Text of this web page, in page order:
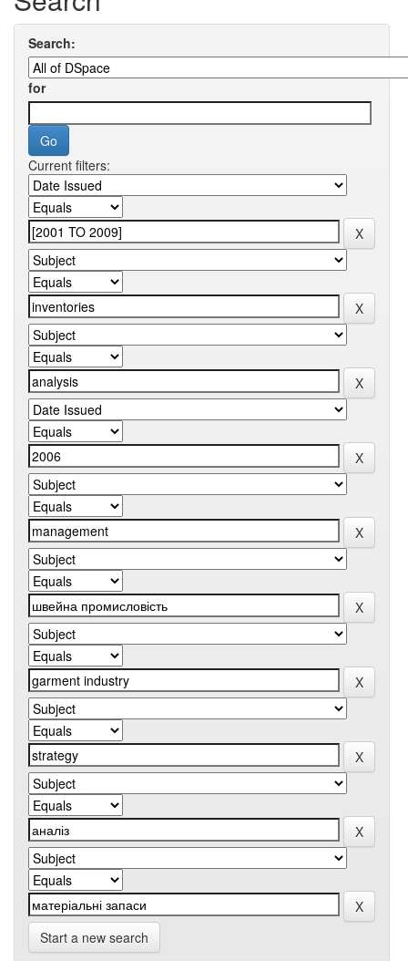
Search:
for
Current filters:
Start a new search